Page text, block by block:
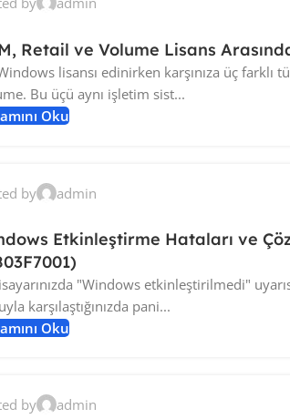
Retail ve Volume Lisans
lisansı edinirken karşınıza üç farklı
Bu üçü aynı işletim sist...
Oku
by admin
Etkinleştirme Hataları ve
"Windows etkinleştirilmedi"
karşılaştığınızda pani...
Oku
by admin